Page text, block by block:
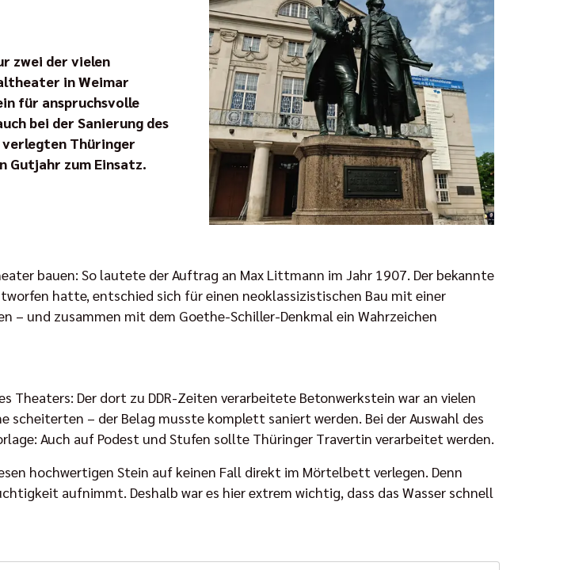
zwei der vielen
in Weimar
für anspruchsvolle
bei der Sanierung des
verlegten Thüringer
Gutjahr zum Einsatz.
bauen: So lautete der Auftrag an Max Littmann im Jahr 1907. Der bekannte
hatte, entschied sich für einen neoklassizistischen Bau mit einer
– und zusammen mit dem Goethe-Schiller-Denkmal ein Wahrzeichen
Theaters: Der dort zu DDR-Zeiten verarbeitete Betonwerkstein war an vielen
scheiterten – der Belag musste komplett saniert werden. Bei der Auswahl des
Auch auf Podest und Stufen sollte Thüringer Travertin verarbeitet werden.
hochwertigen Stein auf keinen Fall direkt im Mörtelbett verlegen. Denn
aufnimmt. Deshalb war es hier extrem wichtig, dass das Wasser schnell